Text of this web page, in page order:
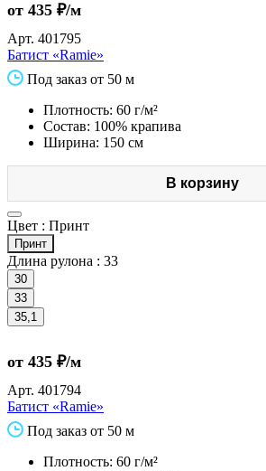
от 435 ₽/м
Арт. 401795
Батист «Ramie»
Под заказ от 50 м
Плотность: 60 г/м²
Состав: 100% крапива
Ширина: 150 см
В корзину
Цвет : Принт
Принт
Длина рулона : 33
30
33
35,1
от 435 ₽/м
Арт. 401794
Батист «Ramie»
Под заказ от 50 м
Плотность: 60 г/м²